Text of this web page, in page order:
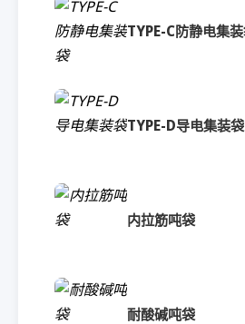
TYPE-C防静电集
TYPE-D导电集装袋
内拉筋吨袋
耐酸碱吨袋